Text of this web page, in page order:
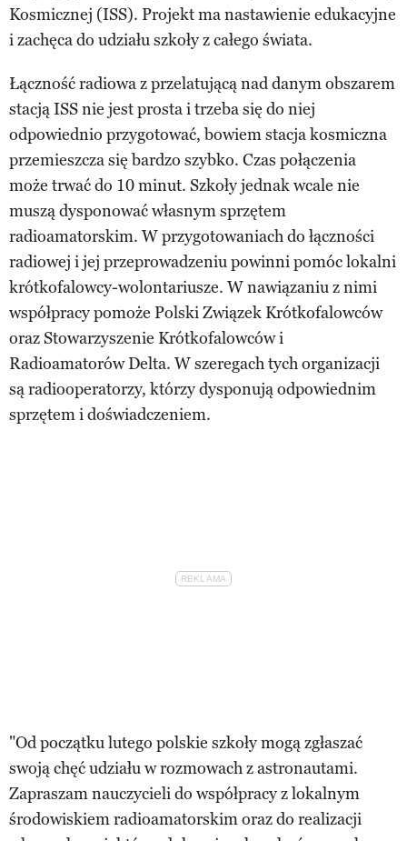
Kosmicznej (ISS). Projekt ma nastawienie edukacyjne
i zachęca do udziału szkoły z całego świata.
Łączność radiowa z przelatującą nad danym obszarem
stacją ISS nie jest prosta i trzeba się do niej
odpowiednio przygotować, bowiem stacja kosmiczna
przemieszcza się bardzo szybko. Czas połączenia
może trwać do 10 minut. Szkoły jednak wcale nie
muszą dysponować własnym sprzętem
radioamatorskim. W przygotowaniach do łączności
radiowej i jej przeprowadzeniu powinni pomóc lokalni
krótkofalowcy-wolontariusze. W nawiązaniu z nimi
współpracy pomoże Polski Związek Krótkofalowców
oraz Stowarzyszenie Krótkofalowców i
Radioamatorów Delta. W szeregach tych organizacji
są radiooperatorzy, którzy dysponują odpowiednim
sprzętem i doświadczeniem.
"Od początku lutego polskie szkoły mogą zgłaszać
swoją chęć udziału w rozmowach z astronautami.
Zapraszam nauczycieli do współpracy z lokalnym
środowiskiem radioamatorskim oraz do realizacji